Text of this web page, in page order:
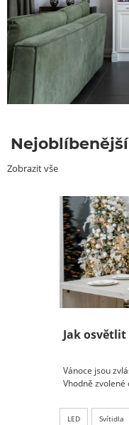
Zobrazit vše
Jak
Vánoce jsou
Vhodně
LED Svítidla